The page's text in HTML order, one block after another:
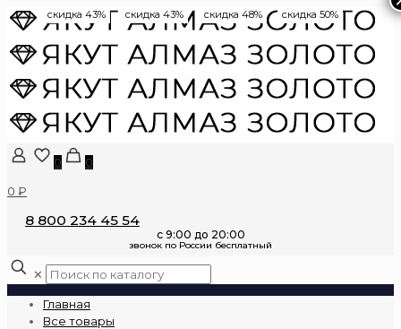
0
0
0 ₽
8 800 234 45 54
✕
Главная
Все товары
скидка 43% скидка 43% скидка 48% скидка 50%